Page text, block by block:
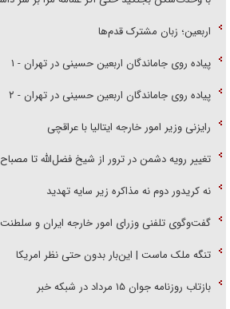
اربعین؛ زبان مشترک قدم‌ها
پیاده روی جاماندگان اربعین حسینی در تهران - ۱
پیاده روی جاماندگان اربعین حسینی در تهران - ۲
رایزنی وزیر امور خارجه ایتالیا با عراقچی
تغییر رویه دشمن در ترور از شیخ فضل‌الله تا
نه کریدور دوم نه مذاکره زیر سایه تهدید
گفت‌وگوی تلفنی وزرای امور خارجه ایران و
تنگه ملک ماست | این‌بار بدون حتی نظر امریکا
بازتاب روزنامه جوان ۱۵ مرداد در شبکه خبر